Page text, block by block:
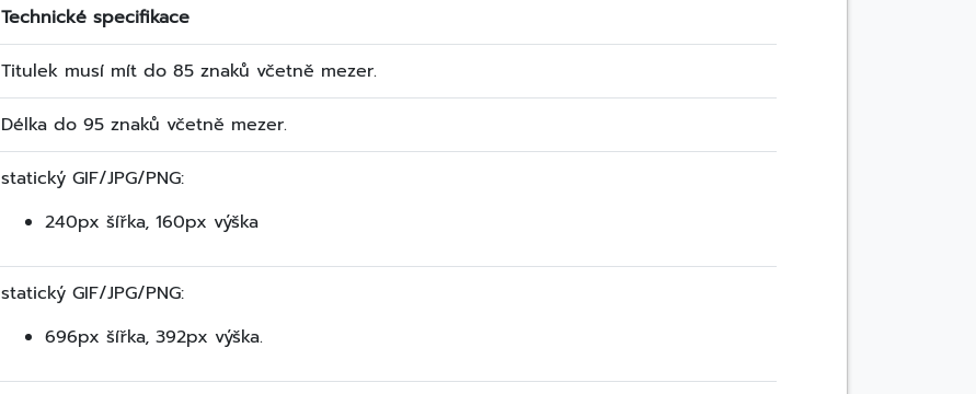
Technické specifikace
Titulek musí mít do 85 znaků včetně mezer.
Délka do 95 znaků včetně mezer.
statický GIF/JPG/PNG:
240px šířka, 160px výška
statický GIF/JPG/PNG:
696px šířka, 392px výška.